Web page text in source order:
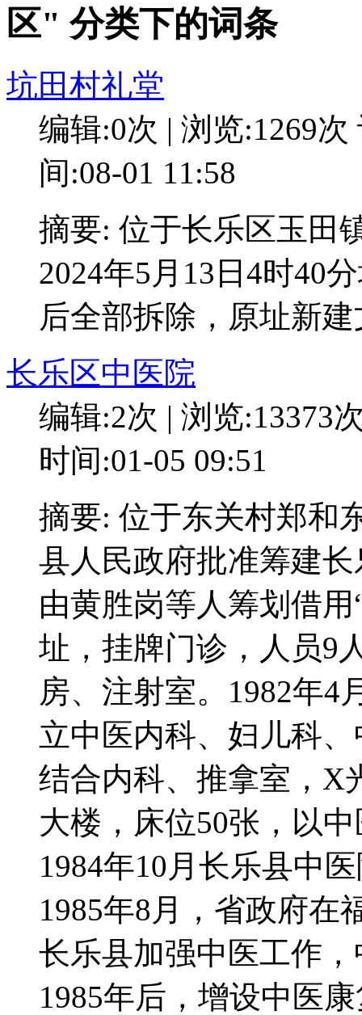
区" 分类下的词条
坑田村礼堂
编辑:0次 | 浏览:1269次
间:08-01 11:58
摘要: 位于长乐区玉田
2024年5月13日4时40
后全部拆除，原址新
长乐区中医院
编辑:2次 | 浏览:13373
时间:01-05 09:51
摘要: 位于东关村郑和
县人民政府批准筹建
由黄胜岗等人筹划借
址，挂牌门诊，人员9
房、注射室。1982年4
立中医内科、妇儿科
结合内科、推拿室，X
大楼，床位50张，以
1984年10月长乐县中
1985年8月，省政府在
长乐县加强中医工作
1985年后，增设中医